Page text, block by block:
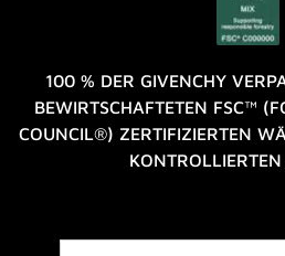
100 % DER GIVENCHY
BEWIRTSCHAFTETEN FSC™
COUNCIL®) ZERTIFIZIERTEN